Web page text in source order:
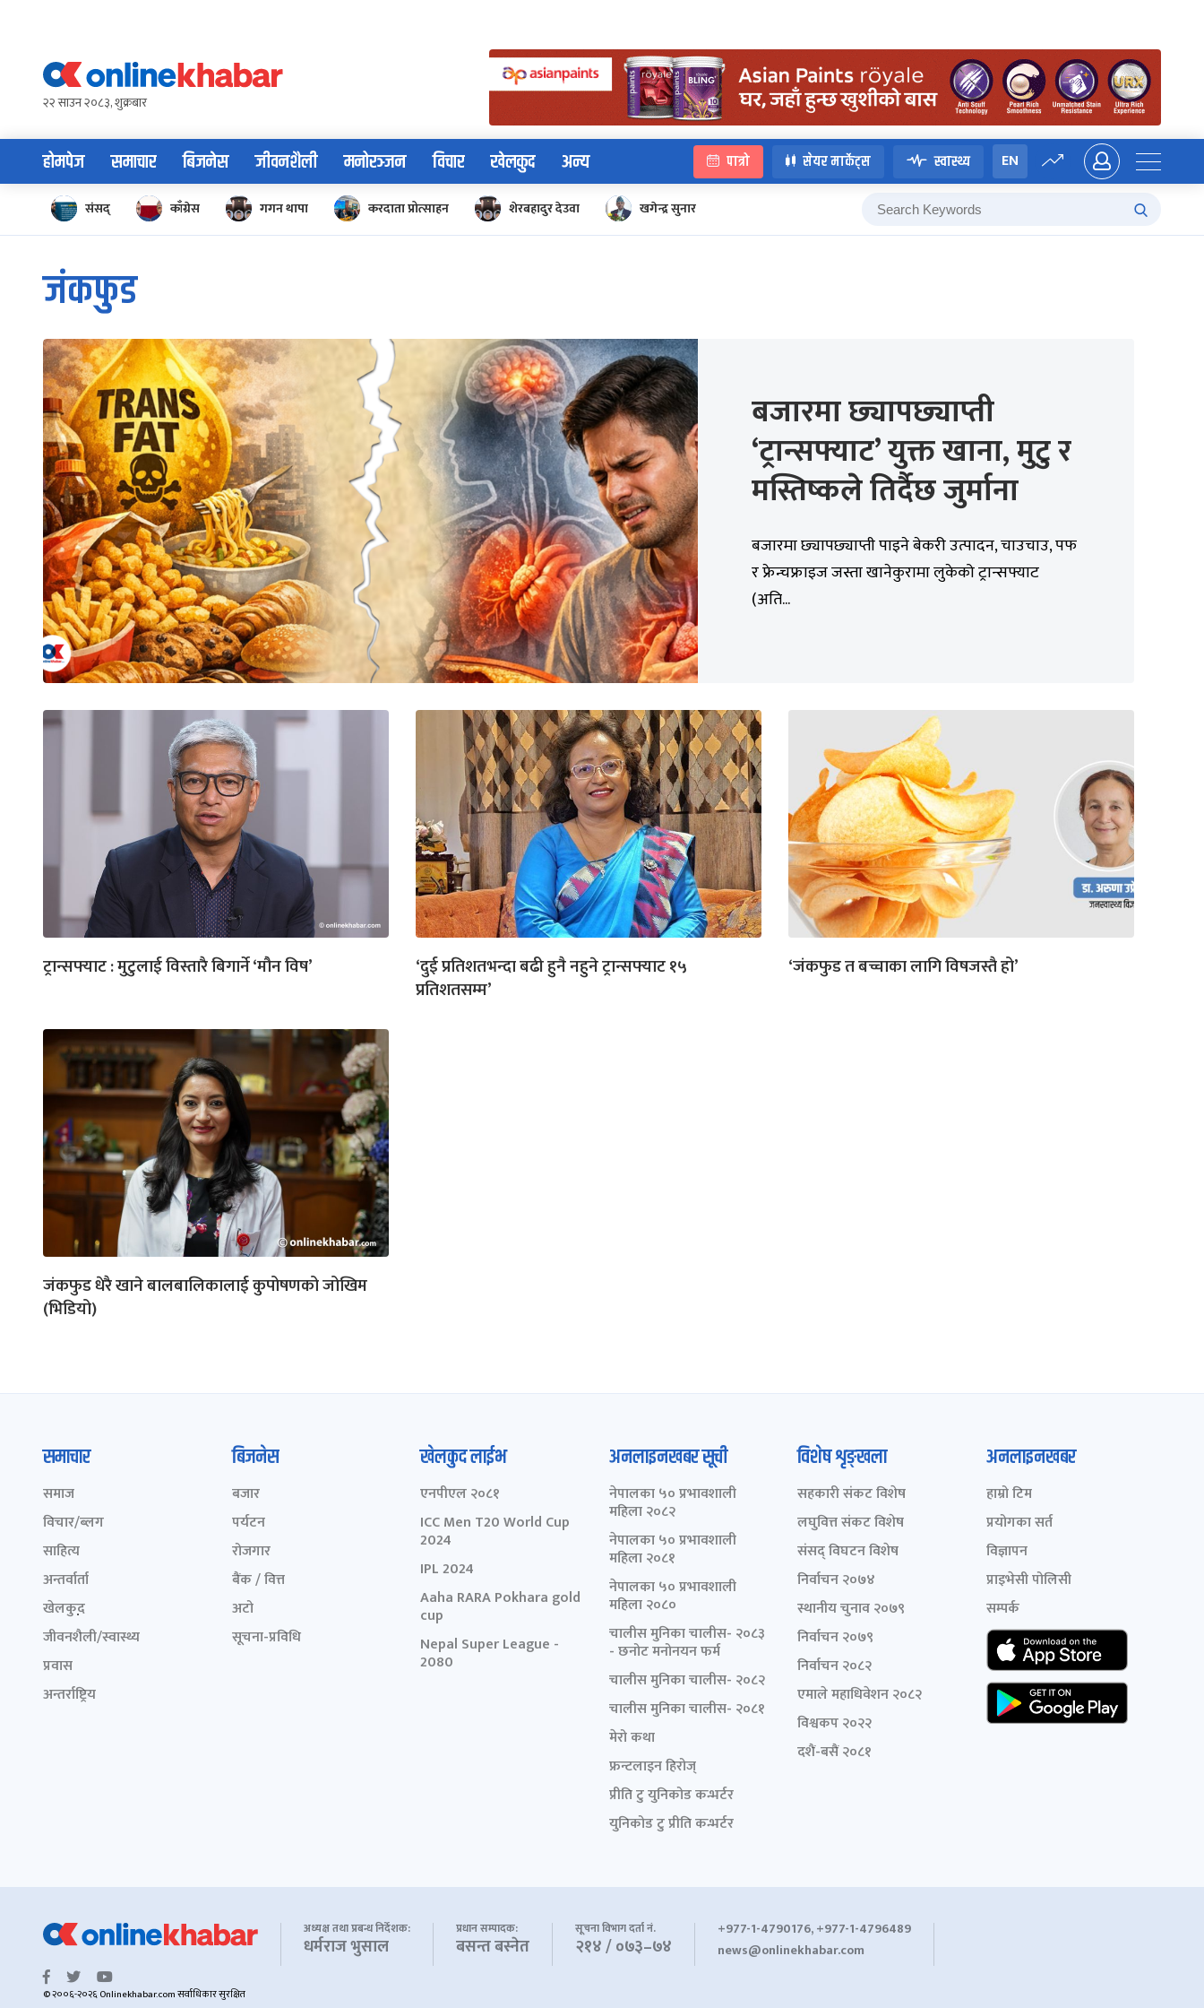
content२२ साउन २०८३, शुक्रबार
होमपेज समाचार बिजनेस जीवनशैली मनोरञ्जन विचार खेलकुद अन्य पात्रो सेयर मार्केट्स स्वास्थ्य EN
संसद् काँग्रेस गगन थापा करदाता प्रोत्साहन शेरबहादुर देउवा खगेन्द्र सुनार
जंकफुड
बजारमा छ्यापछ्याप्ती
‘ट्रान्सफ्याट’ युक्त खाना, मुटु र
मस्तिष्कले तिर्दैछ जुर्माना
बजारमा छ्यापछ्याप्ती पाइने बेकरी उत्पादन, चाउचाउ, पफ
र फ्रेन्चफ्राइज जस्ता खानेकुरामा लुकेको ट्रान्सफ्याट
(अति...
ट्रान्सफ्याट : मुटुलाई विस्तारै बिगार्ने ‘मौन विष’
‘दुई प्रतिशतभन्दा बढी हुनै नहुने ट्रान्सफ्याट १५
प्रतिशतसम्म’
‘जंकफुड त बच्चाका लागि विषजस्तै हो’
जंकफुड धेरै खाने बालबालिकालाई कुपोषणको जोखिम
(भिडियो)
समाचार
समाज
विचार/ब्लग
साहित्य
अन्तर्वार्ता
खेलकुद़़
जीवनशैली/स्वास्थ्य
प्रवास
अन्तर्राष्ट्रिय
बिजनेस
बजार
पर्यटन
रोजगार
बैंक / वित्त
अटो
सूचना-प्रविधि
खेलकुद लाईभ
एनपीएल २०८१
ICC Men T20 World Cup
2024
IPL 2024
Aaha RARA Pokhara gold
cup
Nepal Super League -
2080
अनलाइनखबर सूची
नेपालका ५० प्रभावशाली
महिला २०८२
नेपालका ५० प्रभावशाली
महिला २०८१
नेपालका ५० प्रभावशाली
महिला २०८०
चालीस मुनिका चालीस- २०८३
- छनोट मनोनयन फर्म
चालीस मुनिका चालीस- २०८२
चालीस मुनिका चालीस- २०८१
मेरो कथा
फ्रन्टलाइन हिरोज्
प्रीति टु युनिकोड कन्भर्टर
युनिकोड टु प्रीति कन्भर्टर
विशेष शृङ्खला
सहकारी संकट विशेष
लघुवित्त संकट विशेष
संसद् विघटन विशेष
निर्वाचन २०७४
स्थानीय चुनाव २०७९
निर्वाचन २०७९
निर्वाचन २०८२
एमाले महाधिवेशन २०८२
विश्वकप २०२२
दशैं-बसैं २०८१
अनलाइनखबर
हाम्रो टिम
प्रयोगका सर्त
विज्ञापन
प्राइभेसी पोलिसी
सम्पर्क
अध्यक्ष तथा प्रबन्ध निर्देशक:
धर्मराज भुसाल
प्रधान सम्पादक:
बसन्त बस्नेत
सूचना विभाग दर्ता नं.
२१४ / ०७३–७४
+977-1-4790176, +977-1-4796489
news@onlinekhabar.com
© २००६-२०२६ Onlinekhabar.com सर्वाधिकार सुरक्षित